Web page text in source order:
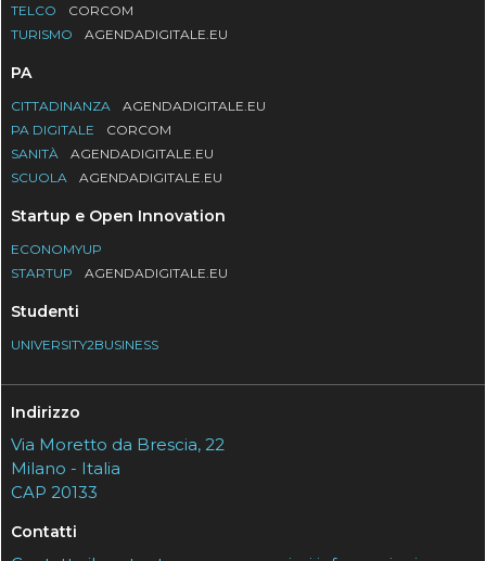
TELCO
CORCOM
TURISMO
AGENDADIGITALE.EU
PA
CITTADINANZA
AGENDADIGITALE.EU
PA DIGITALE
CORCOM
SANITÀ
AGENDADIGITALE.EU
SCUOLA
AGENDADIGITALE.EU
Startup e Open Innovation
ECONOMYUP
STARTUP
AGENDADIGITALE.EU
Studenti
UNIVERSITY2BUSINESS
Indirizzo
Via Moretto da Brescia, 22
Milano - Italia
CAP 20133
Contatti